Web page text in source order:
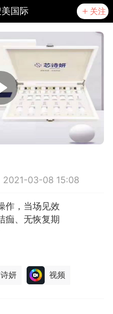
国际 关注
TONGYANMEI
点击购买
卡卡溶脂
2021-03-08 15:08
作，当场见效
痂、无恢复期
妍 视频